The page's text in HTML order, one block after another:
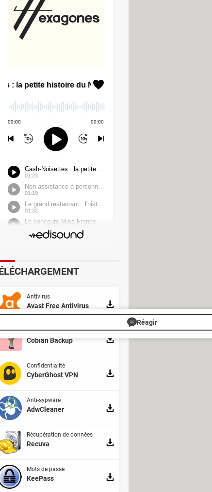
de caractères. Un simple
est réel, et les équipes de
D'autres vulnérabilités, tout
de processeurs.
Android lui-même. Le
de Qualcomm et
indispensable. Les appareils
Samsung ou LG ont déjà
ou les plus haut de gamme
pris en charge, restent
non suivis par leur
du système.
éviter les applications
comme CVE-2025-27363,
leur niveau de correctif dans
Réagir
Antivirus
Avast Free Antivirus
Sauvegarde
Cobian Backup
Confidentialité
CyberGhost VPN
Anti-sypware
AdwCleaner
Récupération de données
Recuva
Mots de passe
KeePass